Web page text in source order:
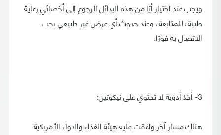
ويجب عند اختيار أيًا من هذه البدائل الرجوع إلى أخصائي رعاية
طبية، للمتابعة، وعند حدوث أي عرض غير طبيعي يجب
الاتصال به فورًا.
3- أخذ أدوية لا تحتوي على نيكوتين:
هناك مسار آخر وافقت عليه هيئة الغذاء والدواء الأمريكية